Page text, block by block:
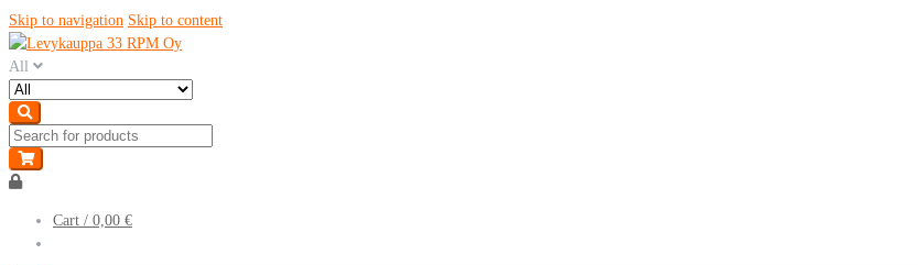
Skip to navigation Skip to content
All
Cart / 0,00 €